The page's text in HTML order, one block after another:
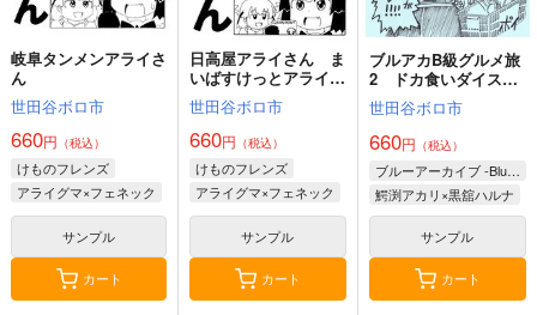
ライスシャワー
サンプル
カート
サンプル
カート
タマモクロス
スーパークリーク
サンプル
カート
岐阜タンメンアライさ
ん
世田谷ボロ市
660円 （税込）
けものフレンズ
アライグマ×フェネック
サンプル
カート
日高屋アライさん ま
いばすけっとアライさ
んの巻
世田谷ボロ市
660円 （税込）
けものフレンズ
アライグマ×フェネック
サンプル
カート
ブルアカB級グルメ旅
2 ドカ食いダイス
キ！ わにぶちさん
世田谷ボロ市
660円 （税込）
ブルーアーカイブ -Blue Archive-
鰐渕アカリ×黒舘ハルナ
サンプル
カート